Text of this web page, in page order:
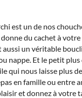
est un de nos
du cachet à
aussi un véritable
nappe. Et le petit plus
qui nous laisse plus
en famille ou entre
et donnez à votre